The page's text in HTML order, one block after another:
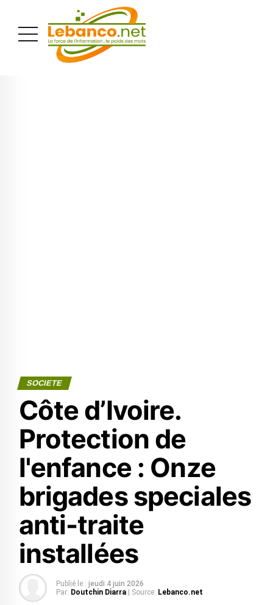
SOCIETE
Côte d’Ivoire.
Protection de
l'enfance : Onze
brigades speciales
anti-traite
installées
Publié le : jeudi 4 juin 2026
Par: Doutchin Diarra | Source: Lebanco.net